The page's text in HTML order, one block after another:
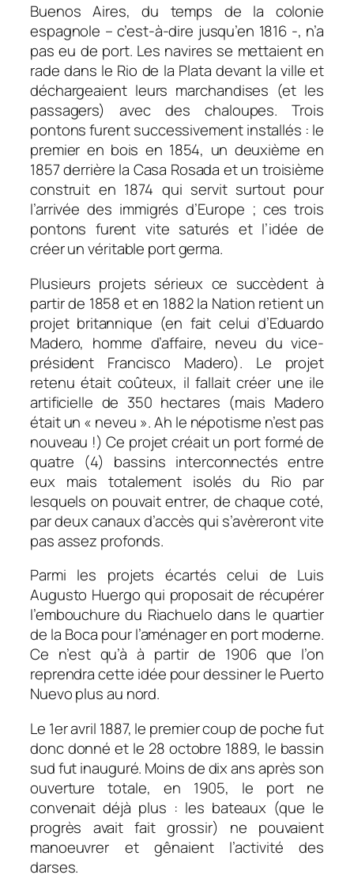
Buenos Aires, du temps de la colonie
espagnole – c’est-à-dire jusqu’en 1816 -, n’a
pas eu de port. Les navires se mettaient en
rade dans le Rio de la Plata devant la ville et
déchargeaient leurs marchandises (et les
passagers) avec des chaloupes. Trois
pontons furent successivement installés : le
premier en bois en 1854, un deuxième en
1857 derrière la Casa Rosada et un troisième
construit en 1874 qui servit surtout pour
l’arrivée des immigrés d’Europe ; ces trois
pontons furent vite saturés et l’idée de
créer un véritable port germa.
Plusieurs projets sérieux ce succèdent à
partir de 1858 et en 1882 la Nation retient un
projet britannique (en fait celui d’Eduardo
Madero, homme d’affaire, neveu du vice-
président Francisco Madero). Le projet
retenu était coûteux, il fallait créer une ile
artificielle de 350 hectares (mais Madero
était un « neveu ». Ah le népotisme n’est pas
nouveau !) Ce projet créaitun port formé de
quatre (4) bassins interconnectés entre
eux mais totalement isolés du Rio par
lesquels on pouvait entrer, de chaque coté,
par deux canaux d’accès qui s’avèreront vite
pas assez profonds.
Parmi les projets écartés celui de Luis
Augusto Huergo qui proposait de récupérer
l’embouchure du Riachuelo dans le quartier
de la Boca pour l’aménager en port moderne.
Ce n’est qu’à à partir de 1906 que l’on
reprendra cette idée pour dessiner le Puerto
Nuevo plus au nord.
Le 1er avril 1887, le premier coup de poche fut
donc donné et le 28 octobre 1889, le bassin
sud fut inauguré. Moins de dix ans après son
ouverture totale, en 1905, le port ne
convenait déjà plus : les bateaux (que le
progrès avait fait grossir) ne pouvaient
manoeuvrer et gênaient l’activité des
darses.